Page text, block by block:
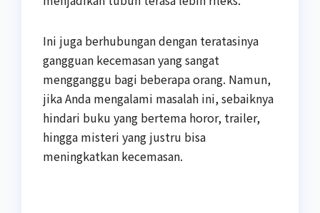
Ini juga berhubungan dengan teratasinya
gangguan kecemasan yang sangat
mengganggu bagi beberapa orang. Namun,
jika Anda mengalami masalah ini, sebaiknya
hindari buku yang bertema horor, trailer,
hingga misteri yang justru bisa
meningkatkan kecemasan.